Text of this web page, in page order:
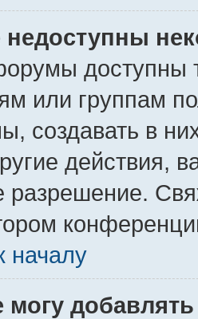
недоступны
доступны
или группам
создавать в
действия,
разрешение.
началу
могу